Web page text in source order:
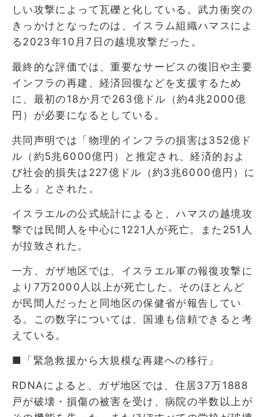
しい攻撃によって瓦礫と化している。武力衝突の
きっかけとなったのは、イスラム組織ハマスによ
る2023年10月7日の越境攻撃だった。
最終的な評価では、重要なサービスの復旧や主要
インフラの再建、経済回復などを支援するため
に、最初の18か月で263億ドル（約4兆2000億
円）が必要になるとしている。
共同声明では「物理的インフラの損害は352億ド
ル（約5兆6000億円）と推定され、経済的およ
び社会的損失は227億ドル（約3兆6000億円）に
上る」とされた。
イスラエルの公式統計によると、ハマスの越境攻
撃では民間人を中心に1221人が死亡。また251人
が拉致された。
一方、ガザ地区では、イスラエル軍の報復攻撃に
より7万2000人以上が死亡した。そのほとんど
が民間人だったと同地区の保健省が報告してい
る。この数字については、国連も信頼できると考
えている。
■「緊急救援から大規模な再建への移行」
RDNAによると、ガザ地区では、住居37万1888
戸が破壊・損傷の被害を受け、病院の半数以上が